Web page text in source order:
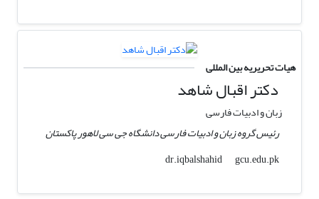
هیات تحریریه بین المللی
دکتر اقبال شاهد
زبان و ادبیات فارسی
رئیس گروه زبان و ادبیات فارسی دانشگاه جی سی لاهور پاکستان
dr.iqbalshahid
gcu.edu.pk